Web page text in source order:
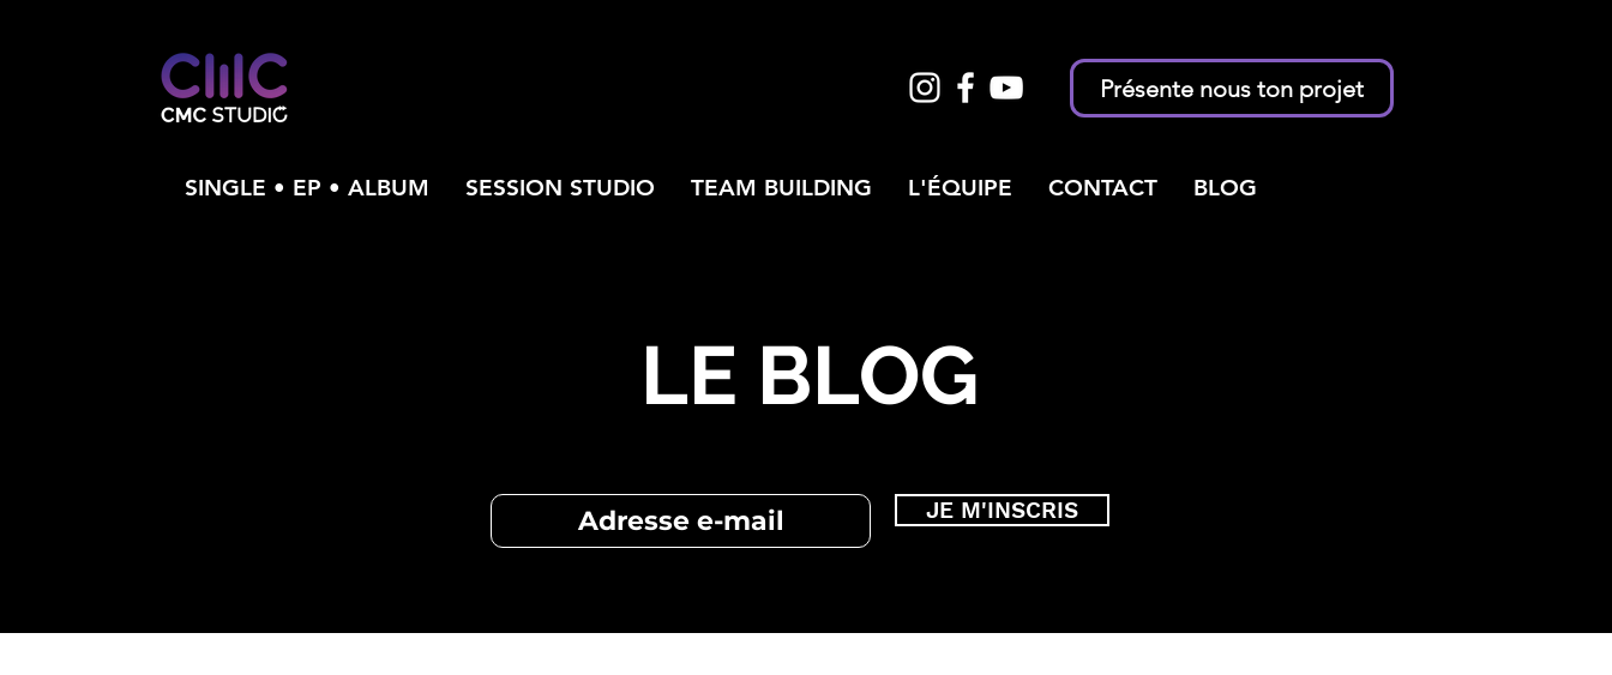
Présente nous ton projet
SINGLE • EP • ALBUM SESSION STUDIO TEAM BUILDING L'ÉQUIPE CONTACT BLOG
LE BLOG
JE M'INSCRIS